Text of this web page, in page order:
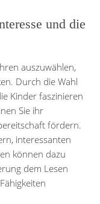
und die
auszuwählen,
Durch die Wahl
Kinder faszinieren
Sie ihr
fördern.
interessanten
können dazu
dem Lesen